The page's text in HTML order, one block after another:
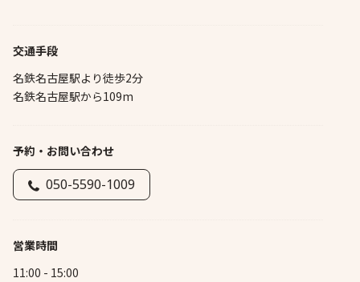
交通手段
名鉄名古屋駅より徒歩2分
名鉄名古屋駅から109m
予約・お問い合わせ
050-5590-1009
営業時間
11:00 - 15:00